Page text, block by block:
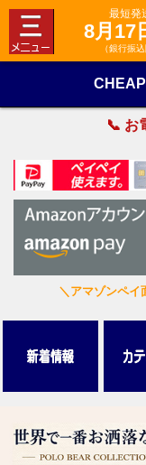
最短発
8月17
（銀行振込
📞 お
＼アマゾンペイ